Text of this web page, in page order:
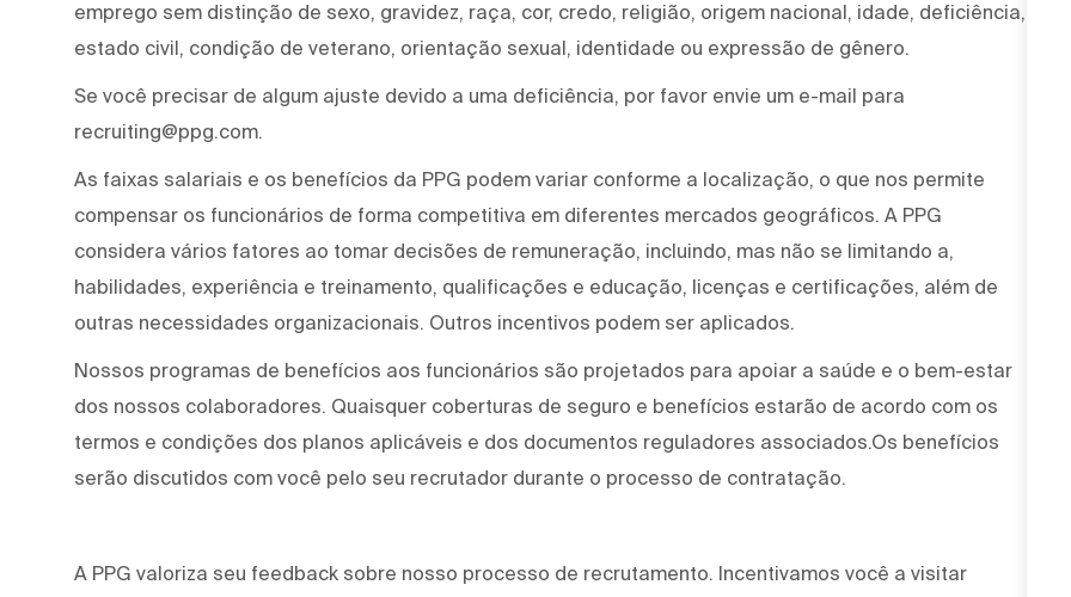
emprego sem distinção de sexo, gravidez, raça, cor, credo, religião, origem nacional, idade, deficiência,
estado civil, condição de veterano, orientação sexual, identidade ou expressão de gênero.
Se você precisar de algum ajuste devido a uma deficiência, por favor envie um e-mail para
recruiting@ppg.com.
As faixas salariais e os benefícios da PPG podem variar conforme a localização, o que nos permite
compensar os funcionários de forma competitiva em diferentes mercados geográficos. A PPG
considera vários fatores ao tomar decisões de remuneração, incluindo, mas não se limitando a,
habilidades, experiência e treinamento, qualificações e educação, licenças e certificações, além de
outras necessidades organizacionais. Outros incentivos podem ser aplicados.
Nossos programas de benefícios aos funcionários são projetados para apoiar a saúde e o bem-estar
dos nossos colaboradores. Quaisquer coberturas de seguro e benefícios estarão de acordo com os
termos e condições dos planos aplicáveis e dos documentos reguladores associados.Os benefícios
serão discutidos com você pelo seu recrutador durante o processo de contratação.
A PPG valoriza seu feedback sobre nosso processo de recrutamento. Incentivamos você a visitar